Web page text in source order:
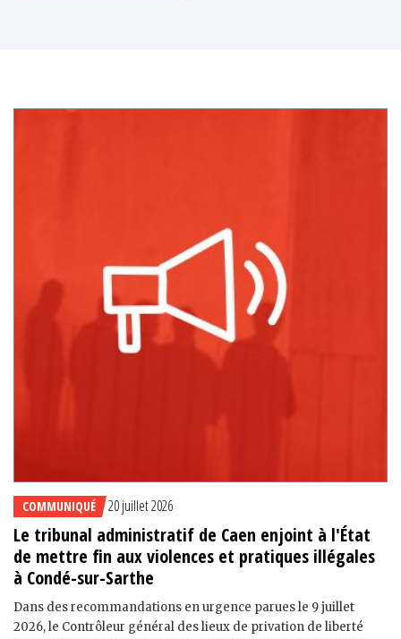
COMMUNIQUÉ 20 juillet 2026
Le tribunal administratif de Caen enjoint à l'État
de mettre fin aux violences et pratiques illégales
à Condé-sur-Sarthe
Dans des recommandations en urgence parues le 9 juillet
2026, le Contrôleur général des lieux de privation de liberté